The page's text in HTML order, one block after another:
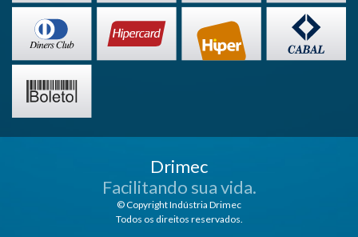
Drimec
Facilitando sua vida.
© Copyright Indústria Drimec
Todos os direitos reservados.